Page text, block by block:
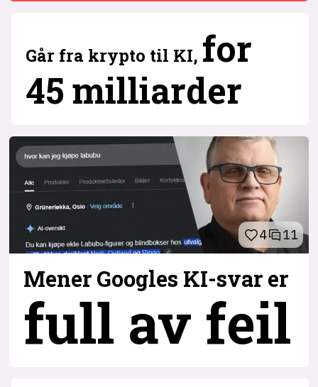
Går fra krypto til KI, for
45 milliarder
4 11
Mener Googles KI-svar er
full av feil